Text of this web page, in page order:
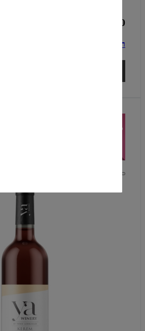
₪109.00
רוזה, YA WINERY, כרם בן- זימרה